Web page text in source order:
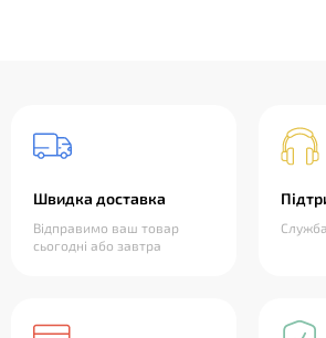
Швидка доставка
Відправимо ваш товар
сьогодні або завтра